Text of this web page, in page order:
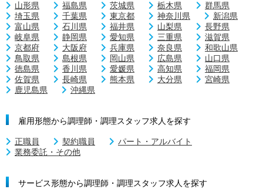
山形県
福島県 茨城県 栃木県
群馬県
埼玉県
千葉県 東京都 神奈川県
新潟県
富山県
石川県 福井県 山梨県
長野県
岐阜県
静岡県 愛知県 三重県
滋賀県
京都府
大阪府 兵庫県 奈良県
和歌山県
鳥取県
島根県 岡山県 広島県
山口県
徳島県
香川県 愛媛県 高知県
福岡県
佐賀県
長崎県 熊本県 大分県
宮崎県
鹿児島県
沖縄県
雇用形態から調理師・調理スタッフ求人を探す
正職員 契約職員
パート・アルバイト
業務委託・その他
サービス形態から調理師・調理スタッフ求人を探す